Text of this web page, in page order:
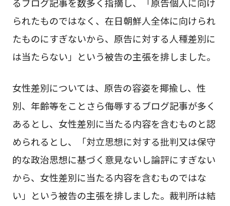
られたものではなく、在日朝鮮人全体に向けられ
たものにすぎないから、原告に対する人種差別に
は当たらない」という被告の主張を排しました。
女性差別については、原告の容姿を揶揄し、性
別、年齢等をことさら侮辱するブログ記事が多く
あるとし、女性差別に当たる内容を含むものと認
められるとし、「対立思想に対する批判又は保守
的な政治思想に基づく意見ないし論評にすぎない
から、女性差別に当たる内容を含むものではな
い」という被告の主張を排しました。裁判所は結